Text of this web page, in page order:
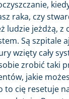
raka, czy
ludzie jeżdżą, z
Są szpitale
wzięty cały
zrobić taki
jakie
to cię resetuje